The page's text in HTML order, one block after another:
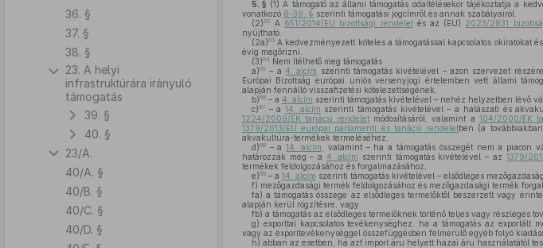
36. §
37. §
38. §
23. A helyi
infrastruktúrára irányuló
támogatás
39. §
40. §
23/A.
40/A. §
40/B. §
40/C. §
40/D. §
5. § (1) A támogató az állami támogatás odaítélésekor tájékoztatja a
vonatkozó 8–39. § szerinti támogatási jogcímről és annak szabályairól.
(2)62 A 651/2014/EU bizottsági rendeletés az (EU) 2023/2831
nyújtható.
(2a)63A kedvezményezett köteles a támogatással kapcsolatos okiratokat
évig megőrizni.
(3)64Nem ítélhető meg támogatás
a)65– a 4. alcím szerinti támogatás kivételével – azon szervezet
Európai Bizottság európai uniós versenyjogi értelemben vett állami
alapján fennálló visszafizetési kötelezettségének,
b)66– a 4. alcím szerinti támogatás kivételével – nehéz helyzetben lévő
c)67– a 14. alcím szerinti támogatás kivételével – a halászati és
1224/2009/EK tanácsi rendelet módosításáról, valamint a 104/2000/EK
1379/2013/EU európai parlamenti és tanácsi rendeletben (a
akvakultúra-termékek termeléséhez,
d)68– a14. alcím , valamint – ha a támogatás összegét nem a piacon
határozzák meg – a 4. alcím szerinti támogatás kivételével – az 1379/
termékek feldolgozásához és forgalmazásához,
e)69– a 14. alcím szerinti támogatás kivételével – elsődleges
f) mezőgazdasági termék feldolgozásához és mezőgazdasági termék
fa) a támogatás összege az elsődleges termelőktől beszerzett vagy
alapján kerül rögzítésre, vagy
fb) a támogatás az elsődleges termelőknek történő teljes vagy részleges
g) exporttal kapcsolatos tevékenységhez, ha a támogatás az exportált
vagy az exporttevékenységgel összefüggésben felmerülő egyéb folyó
h) abban az esetben, ha azt import áru helyett hazai áru használatától